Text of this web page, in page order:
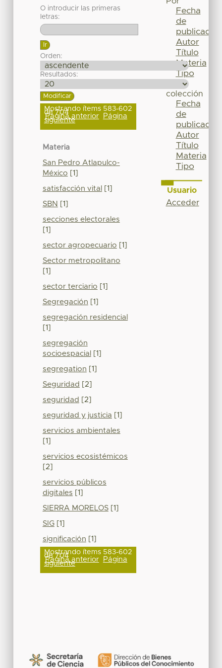
O introducir las primeras
letras:
Orden:
Resultados:
Mostrando ítems 583-602
de 704
Página anterior Página
siguiente
Materia
San Pedro Atlapulco-
México [1]
satisfacción vital [1]
SBN [1]
secciones electorales
[1]
sector agropecuario [1]
Sector metropolitano
[1]
sector terciario [1]
Segregación [1]
segregación residencial
[1]
segregación
socioespacial
[1]
segregation [1]
Seguridad [2]
seguridad [2]
seguridad y justicia [1]
servicios ambientales
[1]
servicios ecosistémicos
[2]
servicios públicos
digitales [1]
SIERRA MORELOS[1]
SIG[1]
significación [1]
Mostrando ítems 583-602
de 704
Página anterior Página
siguiente
Fecha
de
publicación
Autor
Título
Materia
Tipo
colección
Fecha
de
publicación
Autor
Título
Materia
Tipo
Usuario
Acceder